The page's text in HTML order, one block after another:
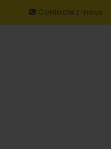
Contactez-nous